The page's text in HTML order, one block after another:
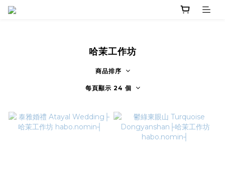
哈茉工作坊
商品排序
每頁顯示 24 個